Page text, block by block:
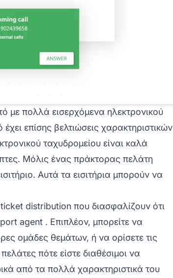
με πολλά εισερχόμενα ηλεκτρονικού
επίσης βελτιώσεις χαρακτηριστικών
ταχυδρομείου είναι καλά
Μόλις ένας πράκτορας πελάτη
Αυτά τα εισιτήρια μπορούν να
distribution που διασφαλίζουν ότι
agent . Επιπλέον, μπορείτε να
ομάδες θεμάτων, ή να ορίσετε τις
πότε είστε διαθέσιμοι να
από τα πολλά χαρακτηριστικά του